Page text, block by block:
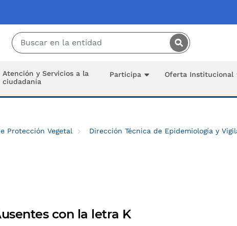
Atención y Servicios a la
ciudadanía
Participa Oferta Institucional
Protección Vegetal Dirección Técnica de Epidemiología y
con la letra K